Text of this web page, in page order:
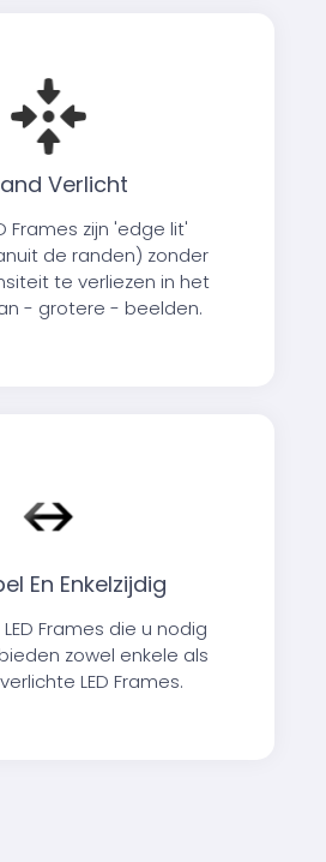
Verlicht
Frames zijn 'edge lit'
de randen) zonder
te verliezen in het
- grotere - beelden.
En Enkelzijdig
Frames die u nodig
zowel enkele als
LED Frames.